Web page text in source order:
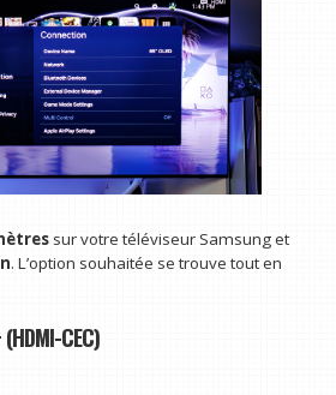
sur votre téléviseur Samsung et
. L’option souhaitée se trouve tout en
CEC)